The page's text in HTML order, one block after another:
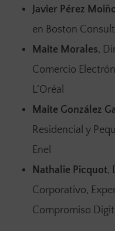
Javier Pérez
en Boston
Maite Morales,
Comercio
L’Oréal
Maite González
Residencial y
Enel
Nathalie Picquot,
Corporativo,
Compromiso